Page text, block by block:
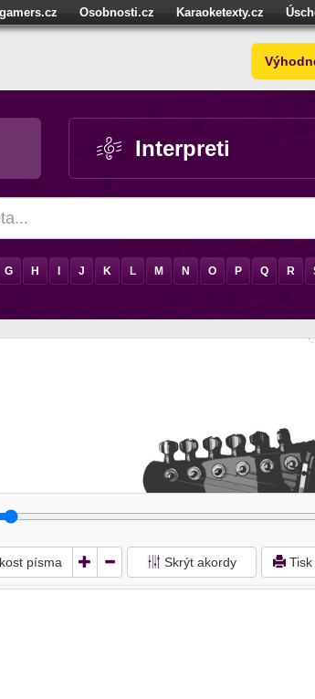
Osobnosti.cz Karaoketexty.cz
Interpreti
G H J K L M N O P Q R
písma Skrýt akordy Tisk